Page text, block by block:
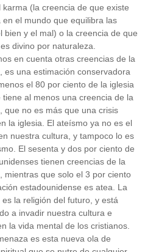
karma (la creencia de que existe
en el mundo que equilibra las
bien y el mal) o la creencia de que
divino por naturaleza.
en cuenta otras creencias de la
es una estimación conservadora
el 80 por ciento de la iglesia
tiene al menos una creencia de la
que no es más que una crisis
la iglesia. El ateísmo ya no es el
nuestra cultura, y tampoco lo es
El sesenta y dos por ciento de
tienen creencias de la
mientras que solo el 3 por ciento
estadounidense es atea. La
es la religión del futuro, y está
a invadir nuestra cultura e
la vida mental de los cristianos.
es esta nueva ola de